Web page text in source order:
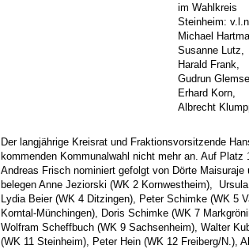
im Wahlkreis
Steinheim:
Michael
Susanne Lutz,
Harald Frank,
Gudrun
Erhard Korn,
Albrecht
Der langjährige Kreisrat und Fraktionsvorsitzende
kommenden Kommunalwahl nicht mehr an. Auf
Andreas Frisch nominiert gefolgt von Dörte
belegen Anne Jeziorski (WK 2 Kornwestheim),
Lydia Beier (WK 4 Ditzingen), Peter Schimke (WK 5
Korntal-Münchingen), Doris Schimke (WK 7
Wolfram Scheffbuch (WK 9 Sachsenheim), Walter
(WK 11 Steinheim), Peter Hein (WK 12 Freiberg/N.),